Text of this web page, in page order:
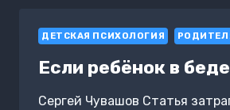
ДЕТСКАЯ ПСИХОЛОГИЯ
Если ребёнок в беде
Сергей Чувашов Статья